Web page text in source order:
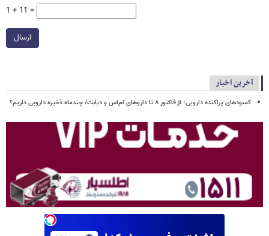
1 + 11 =
ارسال
آخرین اخبار
کمبودهای پراکنده دارویی؛ از فاکتور ۸ تا داروهای ام‌اس و دیابت/ چندماه ذخیره دارویی داریم؟